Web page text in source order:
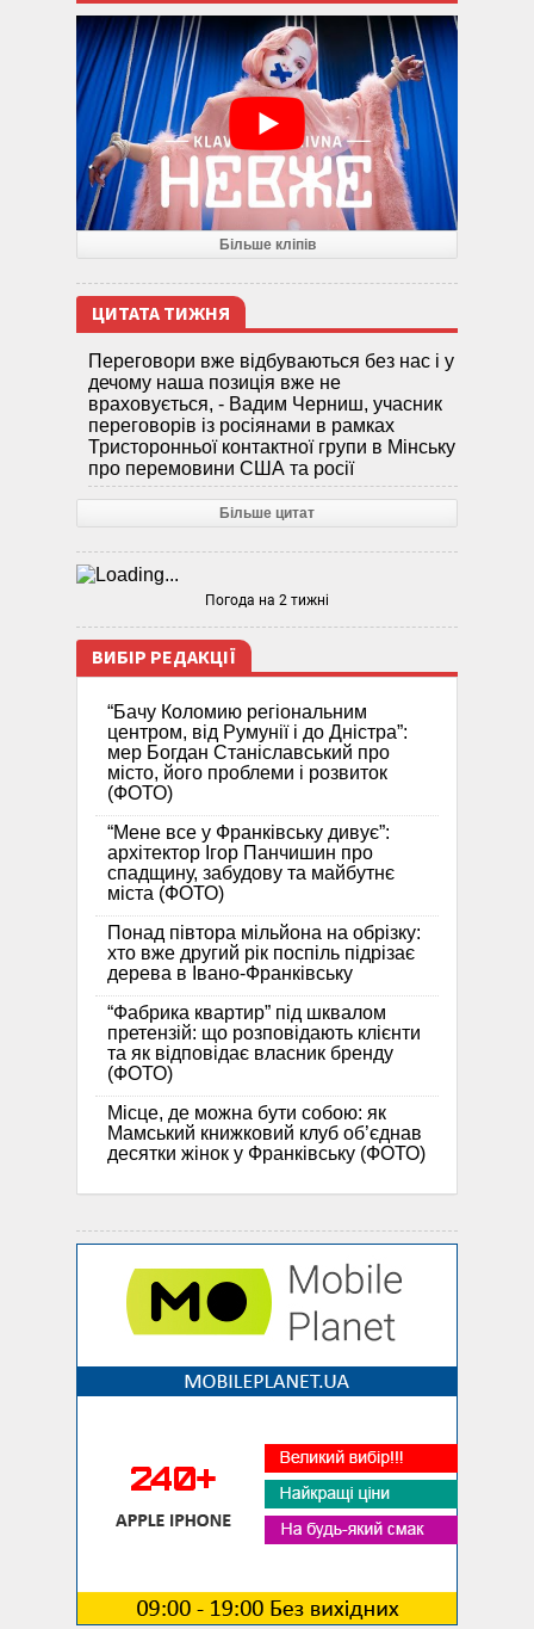
Більше кліпів
ЦИТАТА ТИЖНЯ
Переговори вже відбуваються без нас і у
дечому наша позиція вже не
враховується, - Вадим Черниш, учасник
переговорів із росіянами в рамках
Тристоронньої контактної групи в Мінську
про перемовини США та росії
Більше цитат
Погода на 2 тижні
ВИБІР РЕДАКЦІЇ
“Бачу Коломию регіональним
центром, від Румунії і до Дністра”:
мер Богдан Станіславський про
місто, його проблеми і розвиток
(ФОТО)
“Мене все у Франківську дивує”:
архітектор Ігор Панчишин про
спадщину, забудову та майбутнє
міста (ФОТО)
Понад півтора мільйона на обрізку:
хто вже другий рік поспіль підрізає
дерева в Івано-Франківську
“Фабрика квартир” під шквалом
претензій: що розповідають клієнти
та як відповідає власник бренду
(ФОТО)
Місце, де можна бути собою: як
Мамський книжковий клуб об’єднав
десятки жінок у Франківську (ФОТО)